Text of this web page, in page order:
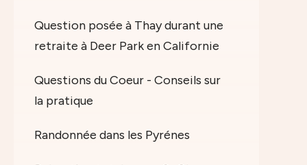
Question posée à Thay durant une
retraite à Deer Park en Californie
Questions du Coeur - Conseils sur
la pratique
Randonnée dans les Pyrénes